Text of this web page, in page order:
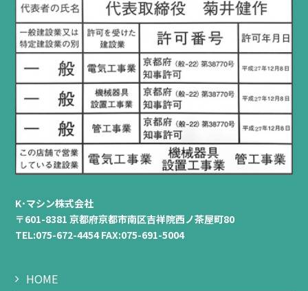
K･マシン株式会社
〒601-8381 京都府京都市南区吉祥院西ノ茶屋町80
TEL:075-672-4454 FAX:075-691-5004
HOME